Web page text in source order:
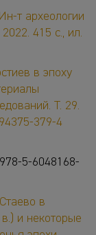
т археологии
415 с., ил.
в эпоху
Т. 29.
379-4
5-6048168-
в
и некоторые